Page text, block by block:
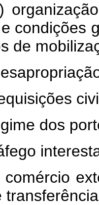
condições
de
dos
comércio